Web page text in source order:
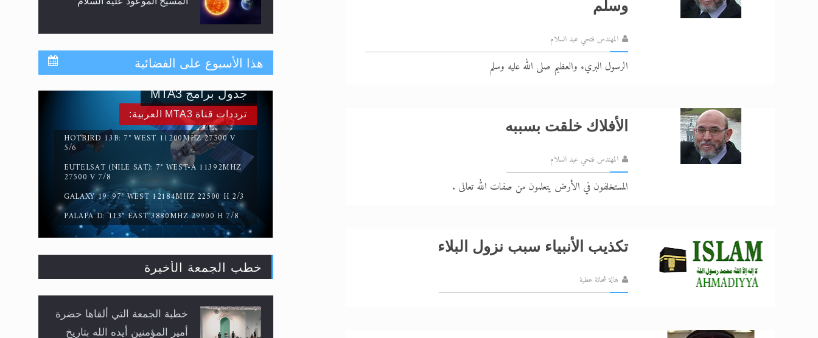
وسلم
المهندس فتحي عبد السلام
الرسول البريء والعظيم صلى الله عليه وسلم
الأفلاك خلقت بسببه
المهندس فتحي عبد السلام
المستخلفون في الأرض يتعلمون من صفات الله تعالى .
تكذيب الأنبياء سبب نزول البلاء
هالة شحاتة عطية
حقيقة المسيح الدجال
القرآن قاضٍ وحكمٌ على السنة
ومهيمنٌ عليها.. ليس العكس
هذا الأسبوع على الفضائية
ترددات قناة MTA3 العربية:
HOTBIRD 13B: 7° WEST 11200MHZ 27500 V
5/6
EUTELSAT (NILE SAT): 7° WEST-A 11392MHZ
27500 V 7/8
GALAXY 19: 97° WEST 12184MHZ 22500 H 2/3
PALAPA D: 113° EAST 3880MHZ 29900 H 7/8
جدول برامج MTA3
خطب الجمعة الأخيرة
خطبة الجمعة التي ألقاها حضرة
أمير المؤمنين أيده الله بتاريخ